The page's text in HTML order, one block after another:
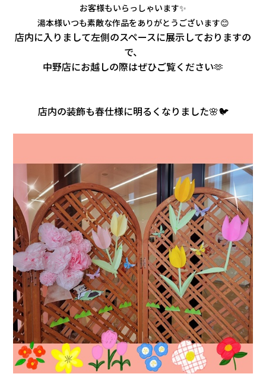
お客様もいらっしゃいます✨
湯本様いつも素敵な作品をありがとうございます😊
店内に入りまして左側のスペースに展示しておりますの
で、
中野店にお越しの際はぜひご覧ください🫶
店内の装飾も春仕様に明るくなりました🌸🐦